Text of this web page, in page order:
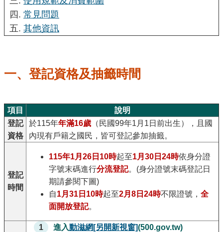
四. 常見問題
五. 其他資訊
一、登記資格及抽籤時間
項目
說明
登記
資格
於115年年滿16歲 （民國99年1月1日前出生），且國
內現有戶籍之國民，皆可登記參加抽籤。
登記
時間
115年1月26日10時起至1月30日24時依身分證
字號末碼進行分流登記。(身分證號末碼登記日
期請參閱下圖)
自1月31日10時起至2月8日24時不限證號， 全
面開放登記。
1 進入動滋網 [另開新視窗](500.gov.tw)